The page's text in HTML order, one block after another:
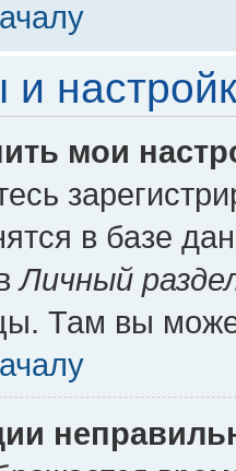
мои
в базе
Личный
Там вы